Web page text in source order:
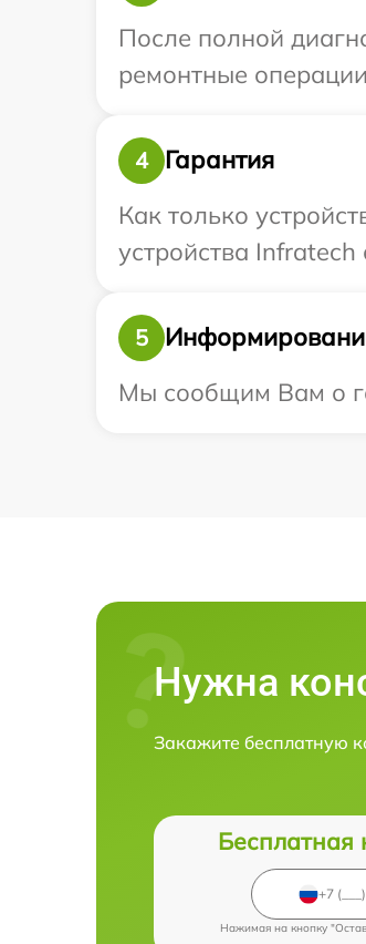
После полной
ремонтные
4
Гарантия
Как только
устройства Infratech
5
Мы сообщим Вам о
Нужна
Закажите бесплатную
Бесплатная
Нажимая на кнопку